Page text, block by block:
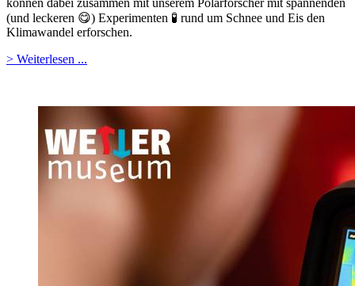
(und leckeren 😋) Experimenten 🧪 rund um Schnee und Eis den
Klimawandel erforschen.
> Weiterlesen ...